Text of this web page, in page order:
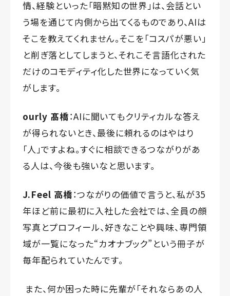
情、経験といった「暗黙知の世界」は、会話とい
う場を通じて内側から出てくるものであり、AIは
そこを教えてくれません。そこを「コスパが悪い」
と削ぎ落としてしまうと、それこそ言語化された
だけのコモディティ化した世界になっていく気
がします。
ourly 髙橋：AIに聞いてもクリティカルな答え
が得られないとき、最後に頼れるのはやはり
「人」ですよね。すぐに相談できるつながりがあ
る人は、今後も強いなと思います。
J.Feel 高橋：つながりの価値で言うと、私が35
年ほど前に最初に入社した会社では、全員の顔
写真とプロフィール、好きなことや興味、専門領
域が一覧になった“カオナブック”という冊子が
毎年配られていたんです。
また、何か困った時に先輩が「それならあの人